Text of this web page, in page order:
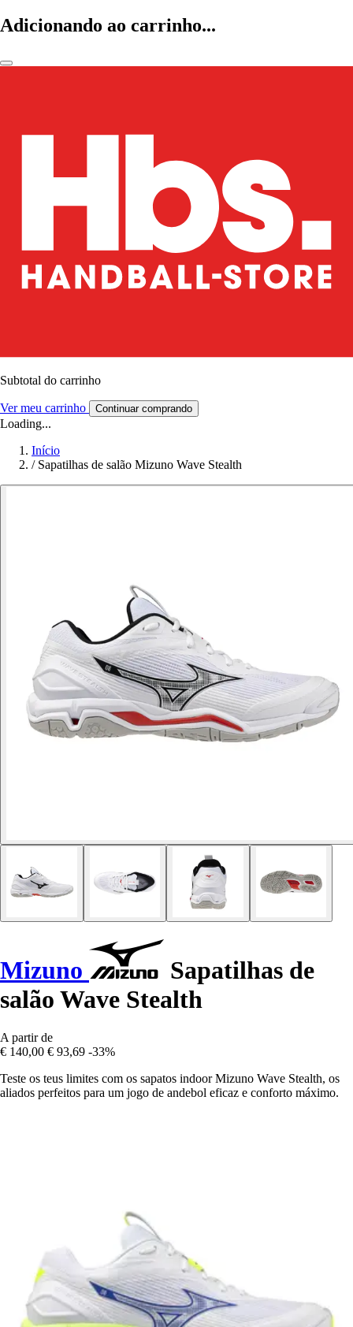
Adicionando ao carrinho...
Subtotal do carrinho
Ver meu carrinho Continuar comprando
Loading...
Início
/ Sapatilhas de salão Mizuno Wave Stealth
Mizuno
Sapatilhas de
salão Wave Stealth
A partir de
€ 140,00 € 93,69 -33%
Teste os teus limites com os sapatos indoor Mizuno Wave Stealth, os
aliados perfeitos para um jogo de andebol eficaz e conforto máximo.